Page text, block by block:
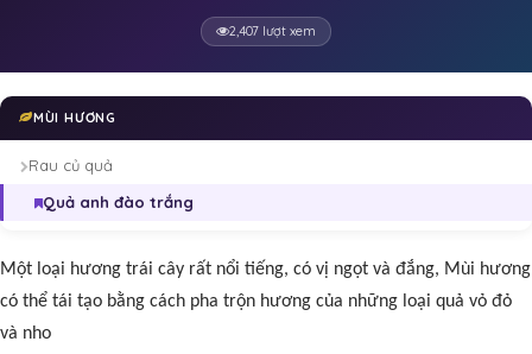
2,407 lượt xem
MÙI HƯƠNG
Rau củ quả
Quả anh đào trắng
Một loại hương trái cây rất nổi tiếng, có vị ngọt và đắng, Mùi hương
có thể tái tạo bằng cách pha trộn hương của những loại quả vỏ đỏ
và nho